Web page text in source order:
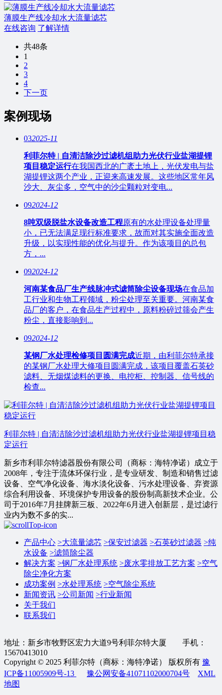
薄膜生产线冷却水大流量滤芯
在线咨询 了解详情
共48条
1
2
3
4
下一页
案例现场
032025-11
利菲尔特 | 自清洁除沙过滤机组助力光伏行业盐湖提锂
项目稳定运行在我国西北的广袤土地上，光伏发电与盐
湖提锂这两个产业，正迎来高速发展。这些地区常年风
沙大、灰尘多，空气中的沙尘颗粒对变电...
092024-12
8吨双级脱盐水设备改造工程原有的水处理设备处理量
小，已无法满足现行标准要求，故而对其实施全面改造
升级，以实现性能的优化与提升。作为该项目的总包
方，...
092024-12
河南某食品厂生产线脉冲式滤筒除尘设备现场在食品加
工行业和生物工程领域，粉尘处理至关重要。河南某食
品厂的客户，在食品生产过程中，原料粉碎过筛会产生
粉尘，直接影响到...
092024-12
某钢厂水处理检修项目圆满完成近期，由利菲尔特承接
的某钢厂水处理大修项目圆满完成，该项目覆盖石英砂
滤料、无烟煤滤料的更换、电控柜、控制器、信号线的
检查...
利菲尔特 | 自清洁除沙过滤机组助力光伏行业盐湖提锂项目稳
定运行
新乡市利菲尔特滤器股份有限公司（商标：海特净诺）成立于
2008年，专注于流体环保行业，是专业研发、制造和销售过滤
设备、空气净化设备、海水淡化设备、污水处理设备、弃资源
综合利用设备、环境保护专用设备的股份制高新技术企业。公
司于2016年7月挂牌新三板、2022年6月进入创新层，是过滤行
业内为数不多的实...
产品中心 >大流量滤芯 >保安过滤器 >石英砂过滤器 >纯
水设备 >滤筒除尘器
解决方案 >钢厂水处理系统 >废水零排放工艺方案 >空气
除尘净化方案
成功案例 >水处理系统 >空气除尘系统
新闻资讯 >公司新闻 >行业新闻
关于我们
联系我们
地址：新乡市牧野区宏力大道9号利菲尔特大厦 手机：
15670413010
Copyright © 2025 利菲尔特（商标：海特净诺） 版权所有 豫
ICP备11005909号-13
豫公网安备41071102000704号
XML
地图